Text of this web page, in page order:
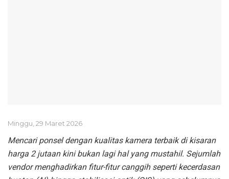
Minggu, 29 Maret 2026
Mencari ponsel dengan kualitas kamera terbaik di kisaran
harga 2 jutaan kini bukan lagi hal yang mustahil. Sejumlah
vendor menghadirkan fitur-fitur canggih seperti kecerdasan